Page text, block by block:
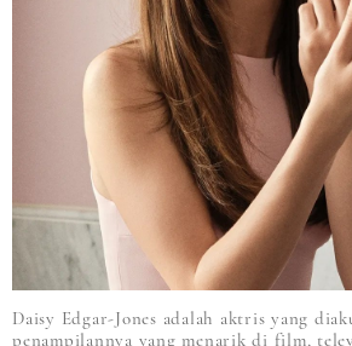
Daisy Edgar-Jones adalah aktris yang
penampilannya yang menarik di film,